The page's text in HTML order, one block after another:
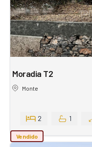
Moradia T2
Monte
2 1
Vendido